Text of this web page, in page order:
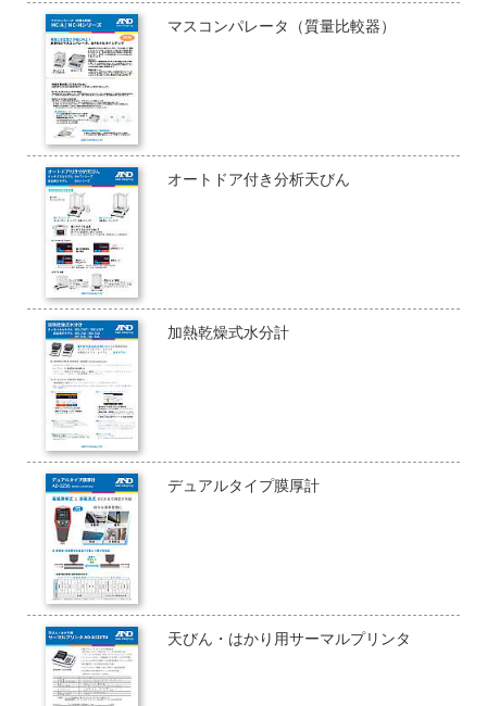
マスコンパレータ（質量比較器）
オートドア付き分析天びん
加熱乾燥式水分計
デュアルタイプ膜厚計
天びん・はかり用サーマルプリンタ